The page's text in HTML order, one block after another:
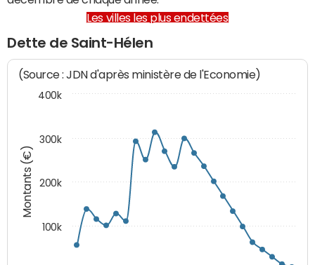
Les villes les plus endettées
Dette de Saint-Hélen
Montants (€)
(Source : JDN d'après ministère de l'Economie)
100k
200k
300k
400k